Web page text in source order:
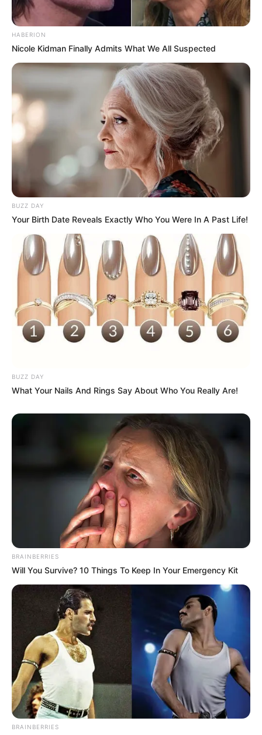
Tudo especial
mais ao ambiente e pode ser encontrado em
várias estampas. Além disso é fácil de trabalhar e
pode ser combinado com outros tecidos.
Nesses casos, opte por algodão, como tricoline,
que é fino e também pode ser encontrado em
várias estampas.
HABERION
Nicole Kidman Finally Admits What We All Suspected
BUZZ DAY
Your Birth Date Reveals Exactly Who You Were In A Past Life!
BUZZ DAY
What Your Nails And Rings Say About Who You Really Are!
BRAINBERRIES
Will You Survive? 10 Things To Keep In Your Emergency Kit
BRAINBERRIES